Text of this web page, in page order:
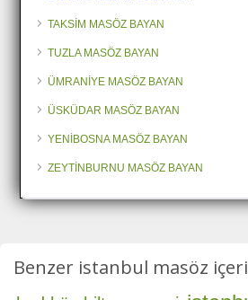
TAKSİM MASÖZ BAYAN
TUZLA MASÖZ BAYAN
ÜMRANİYE MASÖZ BAYAN
ÜSKÜDAR MASÖZ BAYAN
YENİBOSNA MASÖZ BAYAN
ZEYTİNBURNU MASÖZ BAYAN
Benzer istanbul masöz